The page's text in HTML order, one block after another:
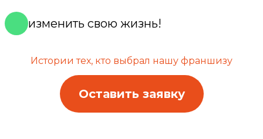
изменить свою жизнь!
Истории тех, кто выбрал нашу франшизу
Оставить заявку